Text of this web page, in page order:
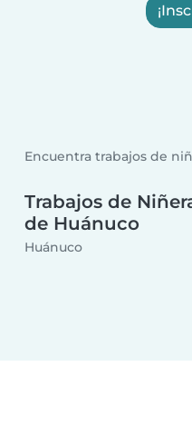
Encuentra trabajos de
Trabajos de
de Huánuco
Huánuco